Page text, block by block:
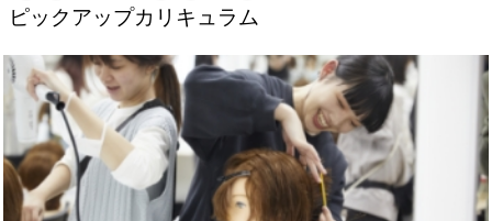
ピックアップカリキュラム